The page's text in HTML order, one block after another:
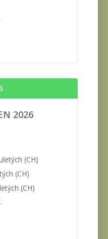
2026
(CH)
(CH)
(CH)